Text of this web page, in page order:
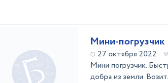
Мини-погрузчик
27 октября 2022
Мини погрузчик.
добра из земли.